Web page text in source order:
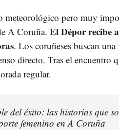
meteorológico pero muy
A Coruña. El Dépor recibe
. Los coruñeses buscan
directo. Tras el encuentro
regular.
del éxito: las historias que
femenino en A Coruña